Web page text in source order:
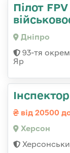
Пілот
Дніпро
93-тя
Яр
від 20500
Херсон